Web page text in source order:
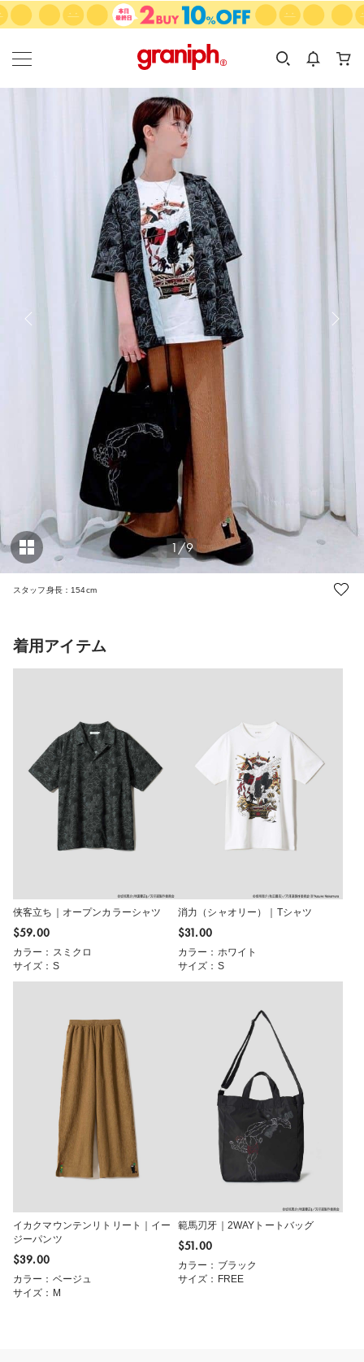
カテゴリーから探す
KIDS
カテゴリ
サイズ
1/9
スタッフ身長：154cm
着用アイテム
侠客立ち｜オープンカラーシャツ
$‌59.00
カラー：スミクロ
サイズ：S
消力（シャオリー）｜Tシャツ
$‌31.00
カラー：ホワイト
サイズ：S
イカクマウンテンリトリート｜イー
ジーパンツ
$‌39.00
カラー：ベージュ
サイズ：M
範馬刃牙｜2WAYトートバッグ
$‌51.00
カラー：ブラック
サイズ：FREE